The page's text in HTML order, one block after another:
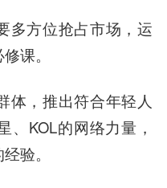
多方位抢占市场，运
课。
体，推出符合年轻人
、KOL的网络力量，
验。